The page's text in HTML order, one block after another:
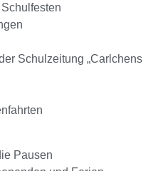
Schulzeitung „Carlchens
Pausen